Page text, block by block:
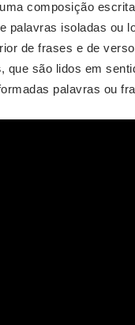
composição
palavras isoladas ou
de frases e de
, que são lidos em
palavras ou